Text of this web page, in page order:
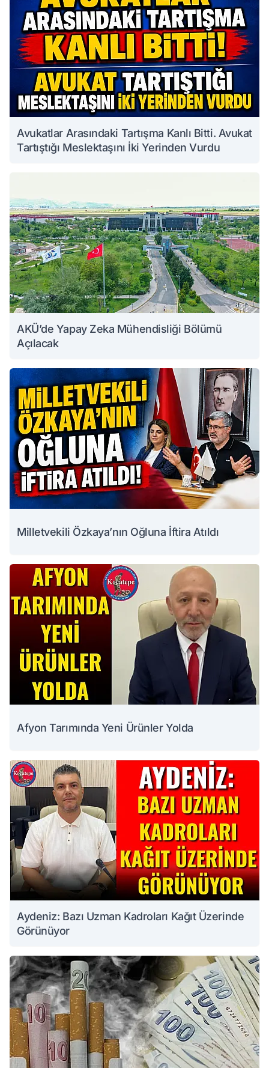
Avukatlar Arasındaki Tartışma Kanlı Bitti. Avukat
Tartıştığı Meslektaşını İki Yerinden Vurdu
AKÜ’de Yapay Zeka Mühendisliği Bölümü
Açılacak
Milletvekili Özkaya’nın Oğluna İftira Atıldı
Afyon Tarımında Yeni Ürünler Yolda
Aydeniz: Bazı Uzman Kadroları Kağıt Üzerinde
Görünüyor